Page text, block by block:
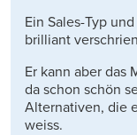
Ein Sales-Typ
brilliant
Er kann aber das
da schon schön
Alternativen, die
weiss.